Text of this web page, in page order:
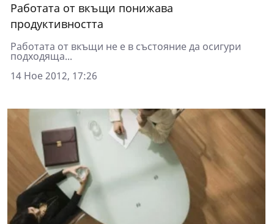
Работата от вкъщи понижава
продуктивността
Работата от вкъщи не е в състояние да осигури
подходяща...
14 Ное 2012, 17:26